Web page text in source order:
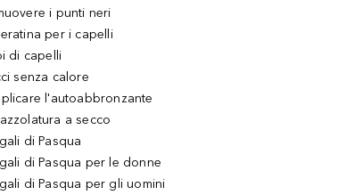
i punti neri
per i capelli
di capelli
senza calore
l'autoabbronzante
a secco
di Pasqua
di Pasqua per le donne
di Pasqua per gli uomini